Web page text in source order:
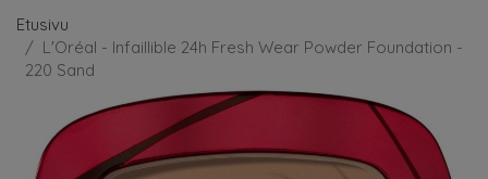
Etusivu
L'Oréal - Infaillible 24h Fresh Wear Powder Foundation -
220 Sand